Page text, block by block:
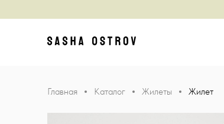
Главная
Главная Каталог Жилеты Жилет